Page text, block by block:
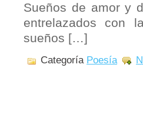
Sueños de amor y
entrelazados con
sueños […]
Categoría Poesía